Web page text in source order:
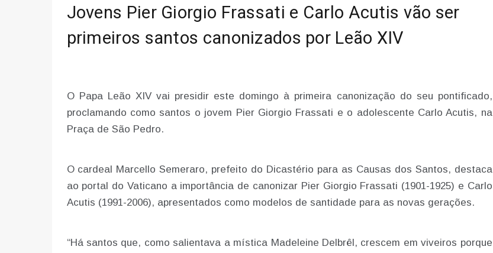
Jovens Pier Giorgio Frassati e Carlo Acutis vão ser
primeiros santos canonizados por Leão XIV
O Papa Leão XIV vai presidir este domingo à primeira canonização do seu pontificado,
proclamando como santos o jovem Pier Giorgio Frassati e o adolescente Carlo Acutis, na
Praça de São Pedro.
O cardeal Marcello Semeraro, prefeito do Dicastério para as Causas dos Santos, destaca
ao portal do Vaticano a importância de canonizar Pier Giorgio Frassati (1901-1925) e Carlo
Acutis (1991-2006), apresentados como modelos de santidade para as novas gerações.
“Há santos que, como salientava a mística Madeleine Delbrêl, crescem em viveiros porque